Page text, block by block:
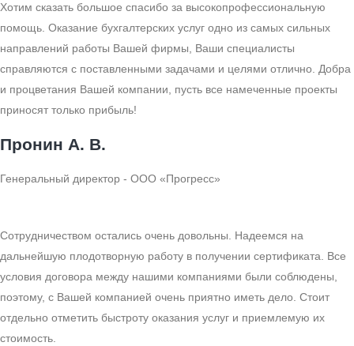
Хотим сказать большое спасибо за высокопрофессиональную
помощь. Оказание бухгалтерских услуг одно из самых сильных
направлений работы Вашей фирмы, Ваши специалисты
справляются с поставленными задачами и целями отлично. Добра
и процветания Вашей компании, пусть все намеченные проекты
приносят только прибыль!
Пронин А. В.
Генеральный директор - ООО «Прогресс»
Сотрудничеством остались очень довольны. Надеемся на
дальнейшую плодотворную работу в получении сертификата. Все
условия договора между нашими компаниями были соблюдены,
поэтому, с Вашей компанией очень приятно иметь дело. Стоит
отдельно отметить быстроту оказания услуг и приемлемую их
стоимость.